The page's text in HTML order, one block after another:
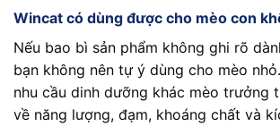
Wincat có dùng được cho mèo con
Nếu bao bì sản phẩm không ghi rõ
bạn không nên tự ý dùng cho mèo
nhu cầu dinh dưỡng khác mèo trưởng
về năng lượng, đạm, khoáng chất và